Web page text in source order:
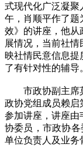
式现代化广泛凝聚
午，肖顺平作了题
效》的讲座，他从
展情况，当前社
映社情民意信息
了有针对性的辅导
市政协副主席莫
政协党组成员赖启
参加讲座，讲座由
协委员，市政协
单位负责人及业务